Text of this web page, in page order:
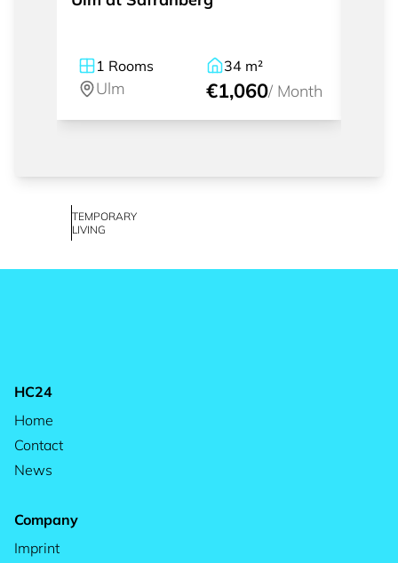
1 Rooms
Ulm
34 m²
€1,060/ Month
TEMPORARY
LIVING
HC24
Home
Contact
News
Company
Imprint